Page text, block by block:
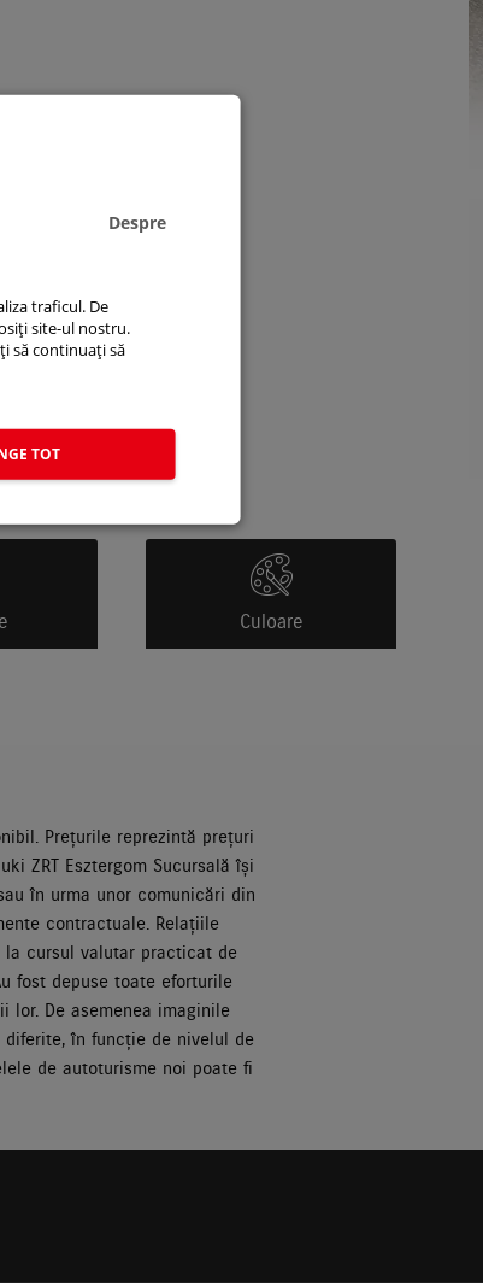
Despre
traficul. De
site-ul nostru.
să continuați să
TOT
Prețurile reprezintă prețuri
ZRT Esztergom Sucursală își
în urma unor comunicări din
contractuale. Relațiile
la cursul valutar practicat de
fost depuse toate eforturile
De asemenea imaginile
în funcție de nivelul de
de autoturisme noi poate fi